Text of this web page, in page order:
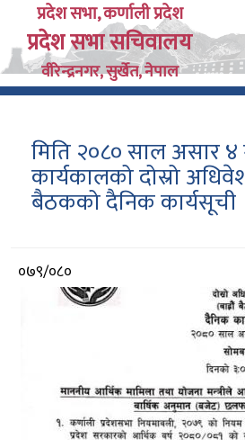
main
content
प्रदेश सभा, कर्णाली प्रदेश
प्रदेश सभा सचिवालय
वीरेन्द्रनगर, सुर्खेत, नेपाल
मिति २०८० साल असार ४
कार्यकालको दोस्रो
बैठकको दैनिक कार्यसूची
आर्थिक
०७९/०८०